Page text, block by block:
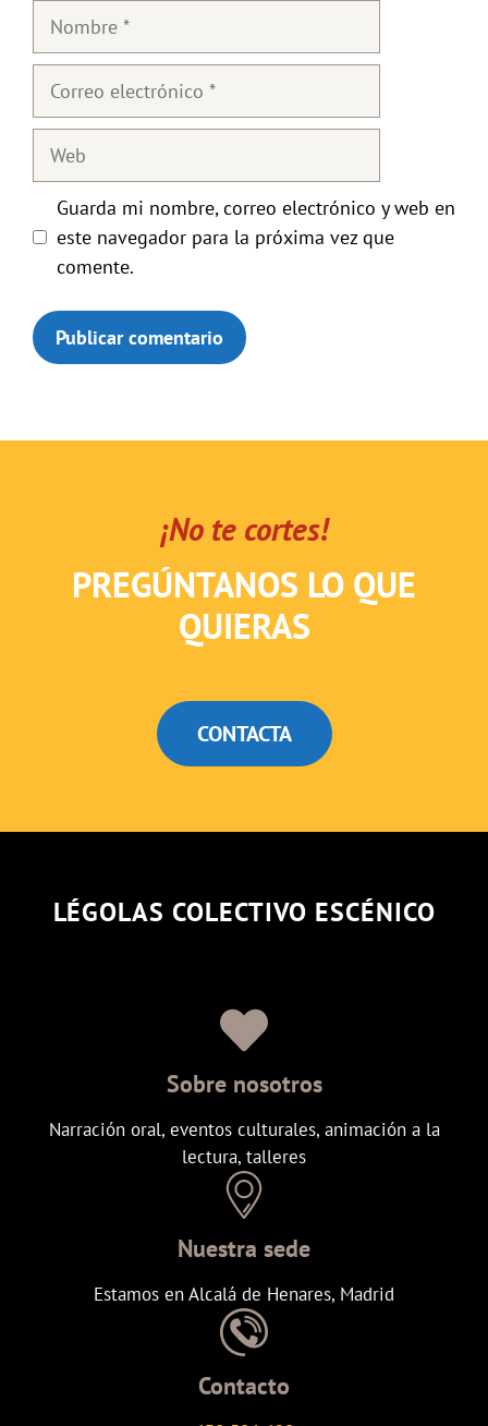
Nombre
Correo
Web
Guarda mi nombre, correo electrónico y web en
este navegador para la próxima vez que
comente.
¡No te cortes!
PREGÚNTANOS LO QUE
QUIERAS
CONTACTA
LÉGOLAS COLECTIVO ESCÉNICO
Sobre nosotros
Narración oral, eventos culturales, animación a la
lectura, talleres
Nuestra sede
Estamos en Alcalá de Henares, Madrid
Contacto